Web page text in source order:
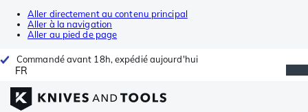
Aller directement au contenu principal
Aller à la navigation
Aller au pied de page
Commandé avant 18h, expédié aujourd'hui
FR